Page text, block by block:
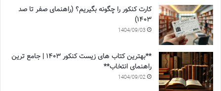
کارت کنکور را چگونه بگیریم؟ (راهنمای صفر تا صد
۱۴۰۳)
1404/09/03
**بهترین کتاب های زیست کنکور ۱۴۰۳ | جامع ترین
راهنمای انتخاب**
1404/09/02